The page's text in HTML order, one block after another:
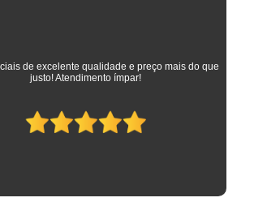
Camisa
Camisa Social Listrada
Camisa Social Listrada Masculina
Social Masculina Listrada Preto e
camisas que vestem meus filhos desde a
até os dias atuais em que trabalham como
Parabéns à toda equipe da Camisaria HP!